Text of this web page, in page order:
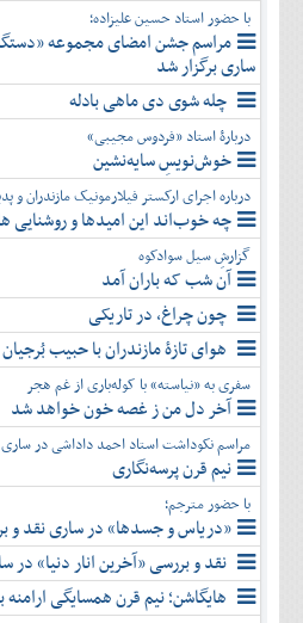
با حضور استاد حسین علیزاده؛
مراسم جشن امضای مجموعه
ساری برگزار شد
چله شوی دی ماهی بادله
دربارۀ استاد «فردوس مجیبی»
خوش‌نویسِ سایه‌نشین
درباره اجرای ارکستر فیلارمونیک مازندران و
چه خوب‌اند این امیدها و روشنایی
گزارشِ سیل سوادکوه
آن شب که باران آمد
چون چراغ، در تاریکی
هوای تازۀ مازندران با حبیب
سفری به «نیاسته» با کوله‌باری از غم هجر
آخر دل من ز غصه خون خواهد شد
مراسم نکوداشت استاد احمد داداشی در ساری
نیم قرن پرسه‌نگاری
با حضور مترجم؛
«دریاس و جسدها» در ساری نقد و
نقد و بررسی «آخرین انار دنیا» در
هایگاشن؛ نیم قرن همسایگی ارامنه